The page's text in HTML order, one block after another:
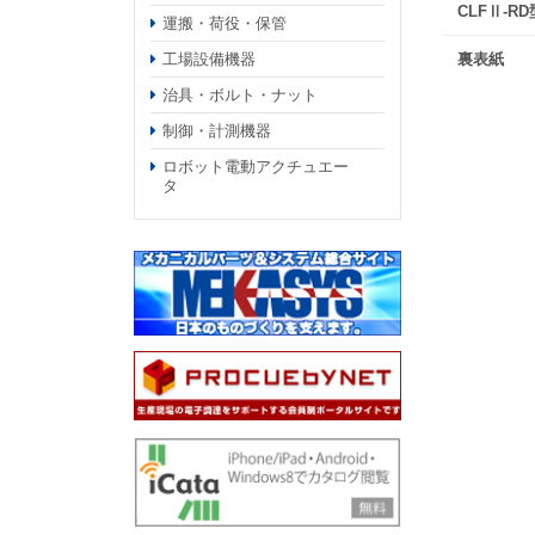
CLFⅡ-RD
裏表紙
運搬・荷役・保管
工場設備機器
治具・ボルト・ナット
制御・計測機器
ロボット電動アクチュエー
タ